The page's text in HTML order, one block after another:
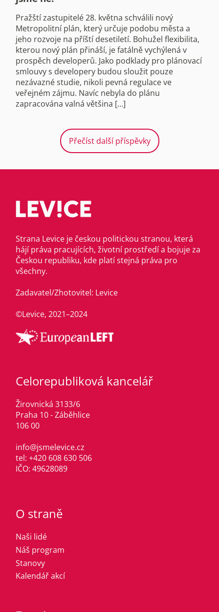
Pražští zastupitelé 28. května schválili nový
Metropolitní plán, který určuje podobu města a
jeho rozvoje na příští desetiletí. Bohužel flexibilita,
kterou nový plán přináší, je fatálně vychýlená v
prospěch developerů. Jako podklady pro plánovací
smlouvy s developery budou sloužit pouze
nezávazné studie, nikoli pevná regulace ve
veřejném zájmu. Navíc nebyla do plánu
zapracována valná většina […]
Přečíst další příspěvky
Strana Levice je českou politickou stranou, která
hájí práva pracujících, životní prostředí a bojuje za
Českou republiku, kde platí stejná práva pro
všechny.
Zadavatel/Zhotovitel: Levice
©Levice, 2021–2024
Celorepubliková kancelář
Žirovnická 3133/6
Praha 10 - Záběhlice
106 00
info@jsmelevice.cz
tel: +420 608 630 506
IČO: 49628089
O straně
Naši lidé
Náš program
Stanovy
Kalendář akcí